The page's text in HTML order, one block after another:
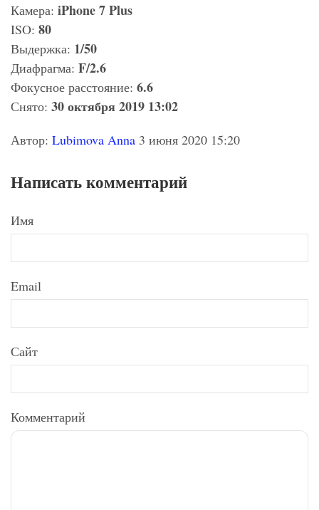
Камера: iPhone 7 Plus
ISO: 80
Выдержка: 1/50
Диафрагма: F/2.6
Фокусное расстояние: 6.6
Снято: 30 октября 2019 13:02
Автор: Lubimova Anna 3 июня 2020 15:20
Написать комментарий
Имя
Email
Сайт
Комментарий